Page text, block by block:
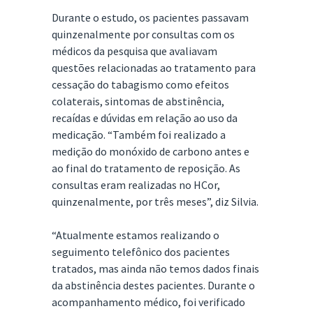
Durante o estudo, os pacientes passavam
quinzenalmente por consultas com os
médicos da pesquisa que avaliavam
questões relacionadas ao tratamento para
cessação do tabagismo como efeitos
colaterais, sintomas de abstinência,
recaídas e dúvidas em relação ao uso da
medicação. “Também foi realizado a
medição do monóxido de carbono antes e
ao final do tratamento de reposição. As
consultas eram realizadas no HCor,
quinzenalmente, por três meses”, diz Silvia.
“Atualmente estamos realizando o
seguimento telefônico dos pacientes
tratados, mas ainda não temos dados finais
da abstinência destes pacientes. Durante o
acompanhamento médico, foi verificado